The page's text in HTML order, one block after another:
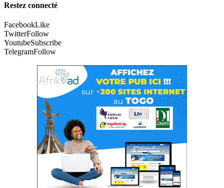
Restez connecté
FacebookLike
TwitterFollow
YoutubeSubscribe
TelegramFollow